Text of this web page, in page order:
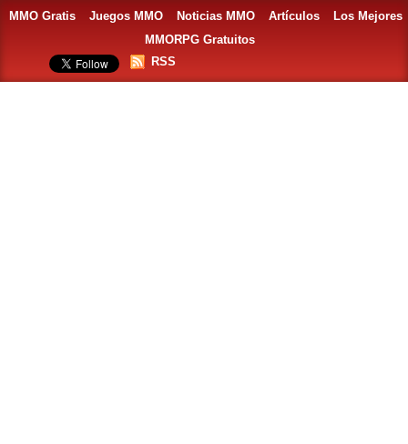
MMO Gratis Juegos MMO Noticias MMO Artículos
Los Mejores
MMORPG Gratuitos
RSS